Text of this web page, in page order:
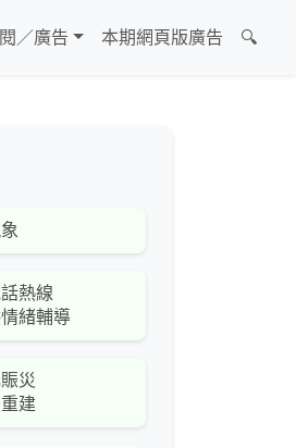
／廣告 本期網頁版廣告 🔍
熱線
緒輔導
災
建